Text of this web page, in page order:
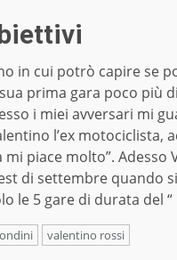
in cui potrò capire se
prima gara poco più
i miei avversari mi
l’ex motociclista,
mi piace molto”.
di settembre quando
le 5 gare di durata del
valentino rossi